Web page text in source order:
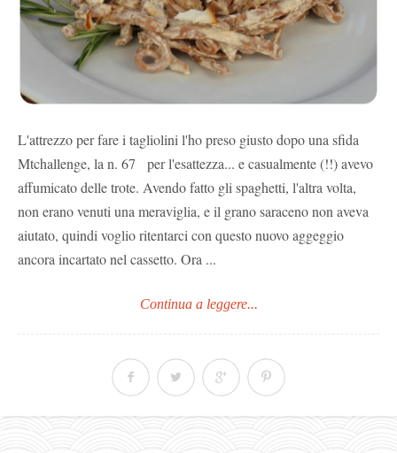
L'attrezzo per fare i tagliolini l'ho preso giusto dopo una sfida
Mtchallenge, la n. 67 per l'esattezza... e casualmente (!!) avevo
affumicato delle trote. Avendo fatto gli spaghetti, l'altra volta,
non erano venuti una meraviglia, e il grano saraceno non aveva
aiutato, quindi voglio ritentarci con questo nuovo aggeggio
ancora incartato nel cassetto. Ora ...
Continua a leggere...